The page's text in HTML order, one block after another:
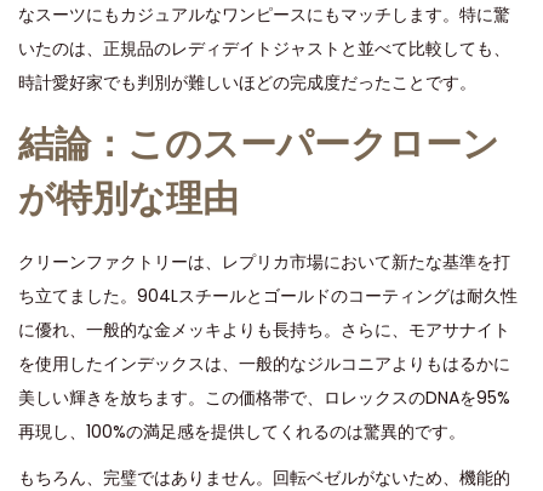
なスーツにもカジュアルなワンピースにもマッチします。特に驚
いたのは、正規品のレディデイトジャストと並べて比較しても、
時計愛好家でも判別が難しいほどの完成度だったことです。
結論：このスーパークローン
が特別な理由
クリーンファクトリーは、レプリカ市場において新たな基準を打
ち立てました。904Lスチールとゴールドのコーティングは耐久性
に優れ、一般的な金メッキよりも長持ち。さらに、モアサナイト
を使用したインデックスは、一般的なジルコニアよりもはるかに
美しい輝きを放ちます。この価格帯で、ロレックスのDNAを95%
再現し、100%の満足感を提供してくれるのは驚異的です。
もちろん、完璧ではありません。回転ベゼルがないため、機能的